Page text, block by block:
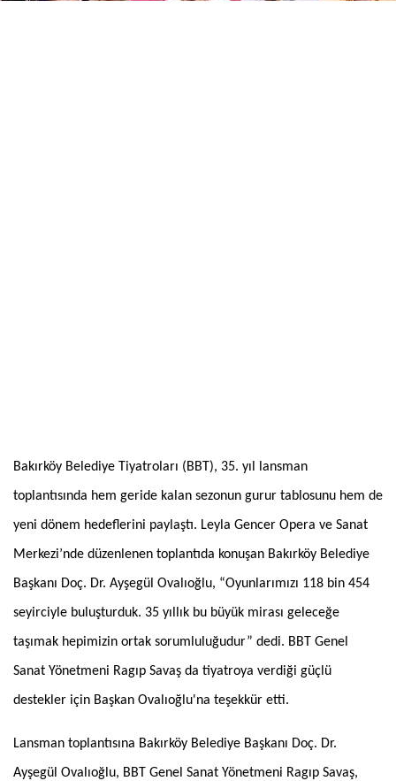
Bakırköy Belediye Tiyatroları (BBT), 35. yıl lansman
toplantısında hem geride kalan sezonun gurur tablosunu hem de
yeni dönem hedeflerini paylaştı. Leyla Gencer Opera ve Sanat
Merkezi’nde düzenlenen toplantıda konuşan Bakırköy Belediye
Başkanı Doç. Dr. Ayşegül Ovalıoğlu, “Oyunlarımızı 118 bin 454
seyirciyle buluşturduk. 35 yıllık bu büyük mirası geleceğe
taşımak hepimizin ortak sorumluluğudur” dedi. BBT Genel
Sanat Yönetmeni Ragıp Savaş da tiyatroya verdiği güçlü
destekler için Başkan Ovalıoğlu'na teşekkür etti.
Lansman toplantısına Bakırköy Belediye Başkanı Doç. Dr.
Ayşegül Ovalıoğlu, BBT Genel Sanat Yönetmeni Ragıp Savaş,